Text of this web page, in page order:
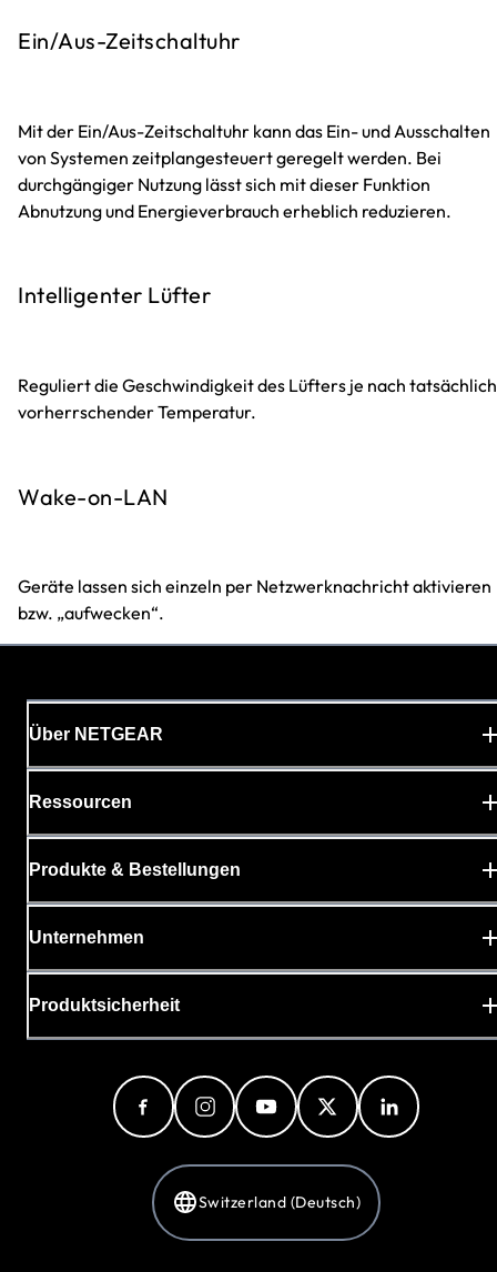
Ein/Aus-Zeitschaltuhr
Mit der Ein/Aus-Zeitschaltuhr kann das Ein- und Ausschalten
von Systemen zeitplangesteuert geregelt werden. Bei
durchgängiger Nutzung lässt sich mit dieser Funktion
Abnutzung und Energieverbrauch erheblich reduzieren.
Intelligenter Lüfter
Reguliert die Geschwindigkeit des Lüfters je nach tatsächlich
vorherrschender Temperatur.
Wake-on-LAN
Geräte lassen sich einzeln per Netzwerknachricht aktivieren
bzw. „aufwecken“.
Über NETGEAR
Ressourcen
Produkte & Bestellungen
Unternehmen
Produktsicherheit
Switzerland (Deutsch)